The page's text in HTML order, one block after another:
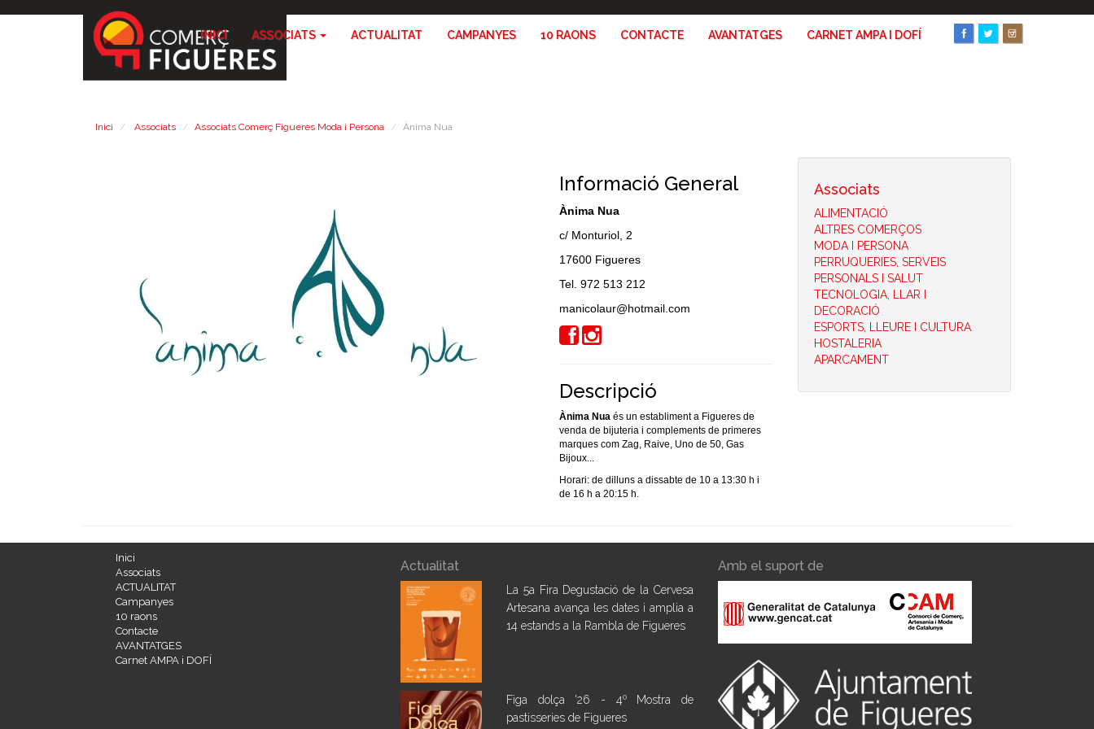
INICI ASSOCIATS ACTUALITAT CAMPANYES 10 RAONS CONTACTE AVANTATGES CARNET AMPA I DOFÍ
Inici Associats Associats Comerç Figueres Moda i Persona Ànima Nua
Informació General
Ànima Nua
c/ Monturiol, 2
17600 Figueres
Tel. 972 513 212
manicolaur@hotmail.com
Descripció
Ànima Nua és un establiment a Figueres de
venda de bijuteria i complements de primeres
marques com Zag, Raive, Uno de 50, Gas
Bijoux...
Horari: de dilluns a dissabte de 10 a 13:30 h i
de 16 h a 20:15 h.
Associats
ALIMENTACIÓ
ALTRES COMERÇOS
MODA I PERSONA
PERRUQUERIES, SERVEIS
PERSONALS I SALUT
TECNOLOGIA, LLAR I
DECORACIÓ
ESPORTS, LLEURE I CULTURA
HOSTALERIA
APARCAMENT
Inici
Associats
ACTUALITAT
Campanyes
10 raons
Contacte
AVANTATGES
Carnet AMPA i DOFÍ
Actualitat
La 5a Fira Degustació de la Cervesa
Artesana avança les dates i amplia a
14 estands a la Rambla de Figueres
Figa dolça '26 - 4º Mostra de
pastisseries de Figueres
Amb el suport de